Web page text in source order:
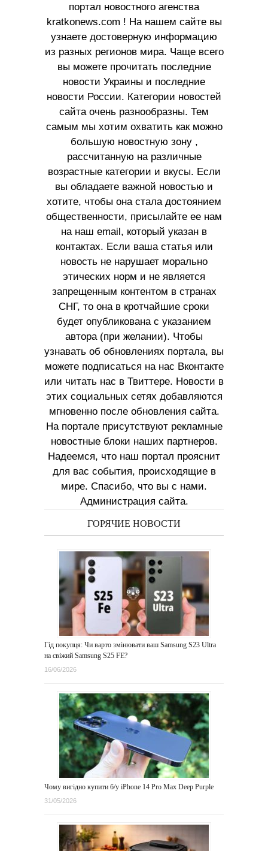
портал новостного агенства
kratkonews.com ! На нашем сайте вы
узнаете достоверную информацию
из разных регионов мира. Чаще всего
вы можете прочитать последние
новости Украины и последние
новости России. Категории новостей
сайта очень разнообразны. Тем
самым мы хотим охватить как можно
большую новостную зону ,
рассчитанную на различные
возрастные категории и вкусы. Если
вы обладаете важной новостью и
хотите, чтобы она стала достоянием
общественности, присылайте ее нам
на наш email, который указан в
контактах. Если ваша статья или
новость не нарушает морально
этических норм и не является
запрещенным контентом в странах
СНГ, то она в кротчайшие сроки
будет опубликована с указанием
автора (при желании). Чтобы
узнавать об обновлениях портала, вы
можете подписаться на нас Вконтакте
или читать нас в Твиттере. Новости в
этих социальных сетях добавляются
мгновенно после обновления сайта.
На портале присутствуют рекламные
новостные блоки наших партнеров.
Надеемся, что наш портал прояснит
для вас события, происходящие в
мире. Спасибо, что вы с нами.
Администрация сайта.
ГОРЯЧИЕ НОВОСТИ
Гід покупця: Чи варто змінювати ваш Samsung S23 Ultra
на свіжий Samsung S25 FE?
16/06/2026
Чому вигідно купити б/у iPhone 14 Pro Max Deep Purple
31/05/2026